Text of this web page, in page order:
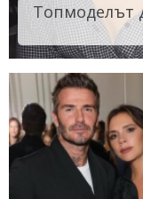
Топмоделът